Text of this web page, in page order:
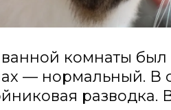
комнаты
— нормальный. В